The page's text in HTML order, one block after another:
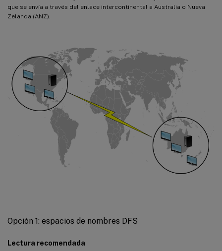
que se envía a través del enlace intercontinental a Australia o Nueva
Zelanda (ANZ).
Opción 1: espacios de nombres DFS
Lectura recomendada